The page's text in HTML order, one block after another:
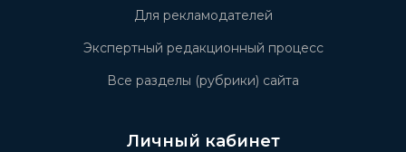
Для рекламодателей
Экспертный редакционный процесс
Все разделы (рубрики) сайта
Личный кабинет